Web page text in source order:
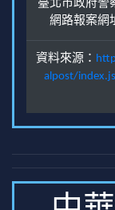
臺北市政府警
網路報案網
資料來源：
alpost/